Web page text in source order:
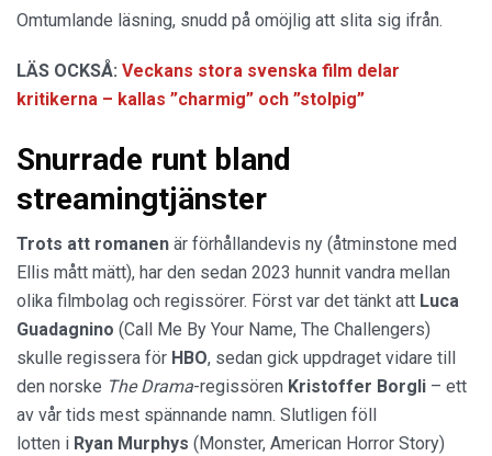
Omtumlande läsning, snudd på omöjlig att slita sig ifrån.
LÄS OCKSÅ: Veckans stora svenska film delar
kritikerna – kallas ”charmig” och ”stolpig”
Snurrade runt bland
streamingtjänster
Trots att romanen är förhållandevis ny (åtminstone med
Ellis mått mätt), har den sedan 2023 hunnit vandra mellan
olika filmbolag och regissörer. Först var det tänkt att Luca
Guadagnino (Call Me By Your Name, The Challengers)
skulle regissera för HBO, sedan gick uppdraget vidare till
den norske The Drama-regissören Kristoffer Borgli – ett
av vår tids mest spännande namn. Slutligen föll
lotten i Ryan Murphys (Monster, American Horror Story)